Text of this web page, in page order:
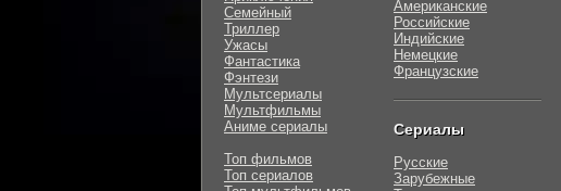
Семейный
Триллер
Ужасы
Фантастика
Фэнтези
Мультсериалы
Мультфильмы
Аниме сериалы
Топ фильмов
Топ сериалов
Американские
Российские
Индийские
Немецкие
Французские
Сериалы
Русские
Зарубежные